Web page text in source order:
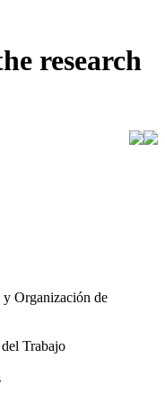
research
Organización de
Trabajo